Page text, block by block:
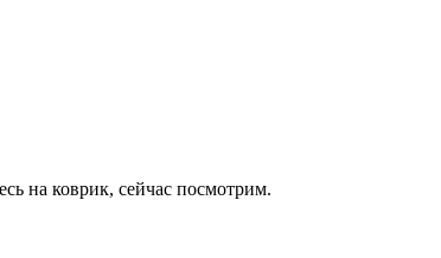
на коврик, сейчас посмотрим.